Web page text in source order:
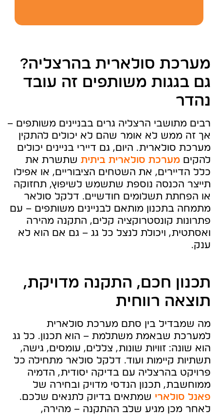
מערכת סולארית בהרצליה?
גם בגגות משותפים זה עובד
נהדר
רבים מתושבי הרצליה גרים בבניינים משותפים –
אך זה ממש לא אומר שהם לא יכולים להתקין
מערכת סולארית. היום, גם דיירי בניינים יכולים
להקים מערכת סולארית ביתית שתשרת את
כלל הדיירים, את השטחים הציבוריים, או אפילו
תייצר הכנסה נוספת שתשמש לשיפוץ, תחזוקה
או הפחתת תשלומים חודשיים. דלקל סולאר
מתמחה בתכנון מותאם לבניינים משותפים – עם
פתרונות קונסטרוקציה קלים, התקנה מהירה
ואסתטית, ויכולת לנצל כל גג – גם אם הוא לא
ענק.
תכנון חכם, התקנה מדויקת,
תוצאה רווחית
מה שמבדיל בין סתם מערכת סולארית
למערכת שבאמת משתלמת – הוא תכנון. כל גג
הוא שונה: זוויות שונות, צללים, עומסים, גישה,
תשתיות קיימות ועוד. דלקל סולאר מתחילה כל
פרויקט בהרצליה עם בדיקה יסודית, הדמיה
ממוחשבת, תכנון הנדסי מדויק ובחירה של
פאנל סולארי שמתאים בדיוק לתנאים שלכם.
לאחר מכן מגיע שלב ההתקנה – מהירה,